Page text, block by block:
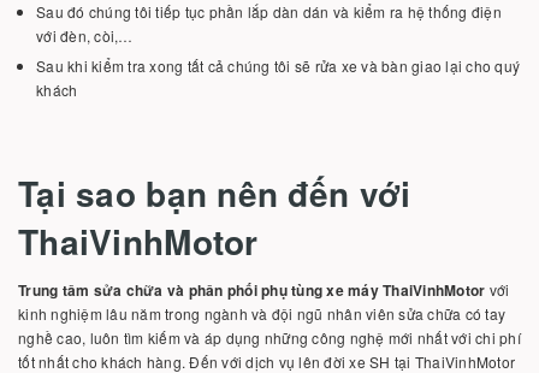
Sau đó chúng tôi tiếp tục phần lắp dàn dán và kiểm ra hệ thống điện
với đèn, còi,…
Sau khi kiểm tra xong tất cả chúng tôi sẽ rửa xe và bàn giao lại cho quý
khách
Tại sao bạn nên đến với
ThaiVinhMotor
Trung tâm sửa chữa và phân phối phụ tùng xe máy ThaiVinhMotor với
kinh nghiệm lâu năm trong ngành và đội ngũ nhân viên sửa chữa có tay
nghề cao, luôn tìm kiếm và áp dụng những công nghệ mới nhất với chi phí
tốt nhất cho khách hàng. Đến với dịch vụ lên đời xe SH tại ThaiVinhMotor